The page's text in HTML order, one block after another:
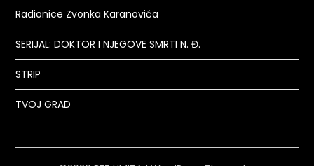
Radionice Zvonka Karanovića
SERIJAL: DOKTOR I NJEGOVE SMRTI N. Đ.
STRIP
TVOJ GRAD